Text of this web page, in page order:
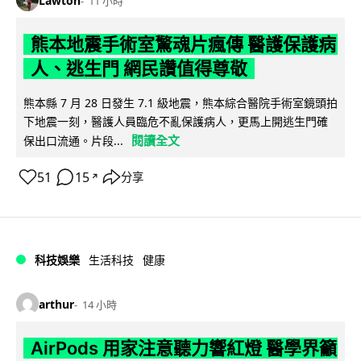
熊本地震手術室驚魂片瘋傳 醫護保護病
人、逃生門 網民讚值得尊敬
熊本縣 7 月 28 日發生 7.1 級地震，熊本綜合醫院手術室鏡頭拍
下地震一刻，醫護人員臨危不亂保護病人，更馬上開逃生門確
保出口流通。片段...
閱讀全文
51 15 ↗ 分享
科技娛樂 生活科技 健康
arthur 14 小時
AirPods 用家注意聽力響紅燈 醫學界籲